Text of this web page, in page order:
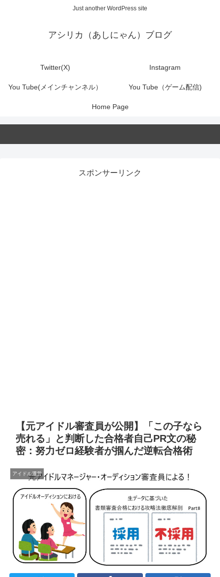
Just another WordPress site
アシリカ（あしにゃん）ブログ
Twitter(X) Instagram
You Tube(メインチャンネル） You Tube（ゲーム配信)
Home Page
スポンサーリンク
【元アイドル審査員が公開】「この子なら
売れる」と判断した合格者自己PR文の秘
密：努力ゼロ経験者が掴んだ逆転合格術
アイドル運営